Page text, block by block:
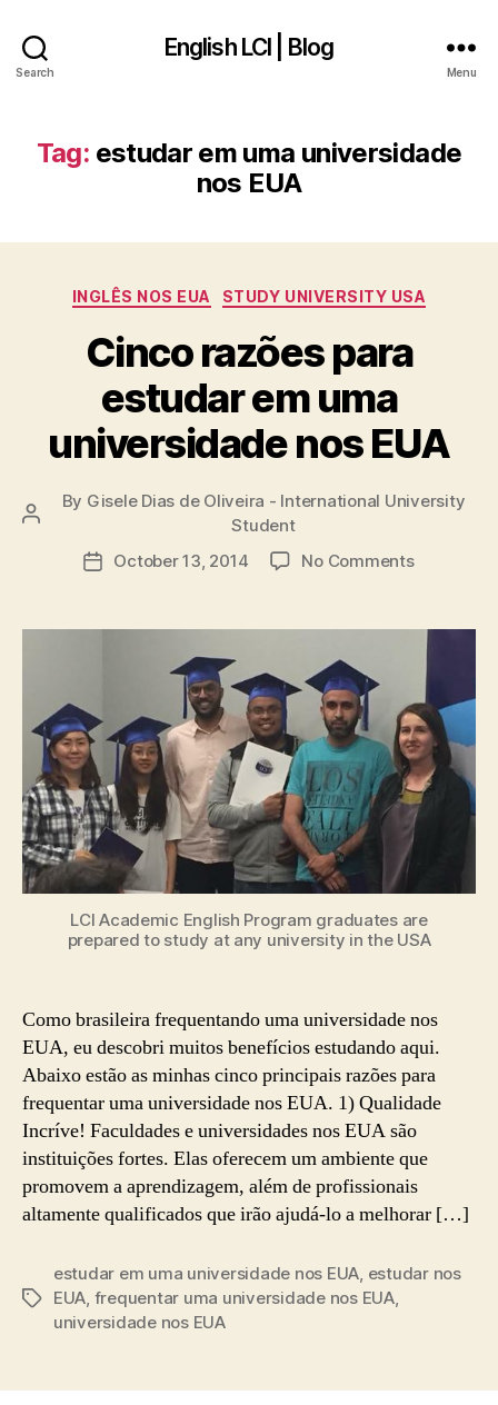
Search
English LCI | Blog
Menu
Tag: estudar em uma universidade
nos EUA
Categories
INGLÊS NOS EUA STUDY UNIVERSITY USA
Cinco razões para
estudar em uma
universidade nos EUA
Post
By Gisele Dias de Oliveira - International University
Student
PostOctober 13, 2014 No Commentson
para
em
uma
nos
EUA
LCI Academic English Program graduates are
prepared to study at any university in the USA
Como brasileira frequentando uma universidade nos
EUA, eu descobri muitos benefícios estudando aqui.
Abaixo estão as minhas cinco principais razões para
frequentar uma universidade nos EUA. 1) Qualidade
Incríve! Faculdades e universidades nos EUA são
instituições fortes. Elas oferecem um ambiente que
promovem a aprendizagem, além de profissionais
altamente qualificados que irão ajudá-lo a melhorar […]
Tags
estudar em uma universidade nos EUA, estudar nos
EUA, frequentar uma universidade nos EUA,
universidade nos EUA